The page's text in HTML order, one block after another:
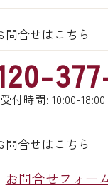
問合せはこちら
受付時間: 10:00-18:00
問合せはこちら
お問合せフォー